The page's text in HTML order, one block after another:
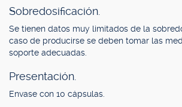
Sobredosificación.
Se tienen datos muy limitados de la
caso de producirse se deben tomar las
soporte adecuadas.
Presentación.
Envase con 10 cápsulas.